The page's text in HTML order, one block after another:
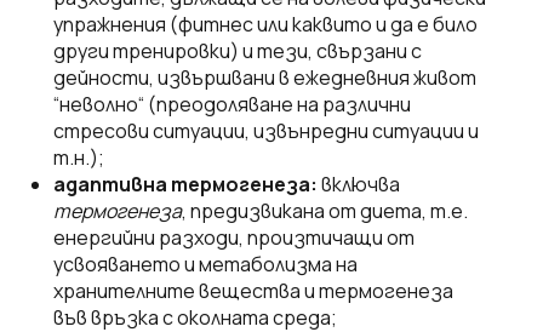
упражнения (фитнес или каквито и да е било
други тренировки) и тези, свързани с
дейности, извършвани в ежедневния живот
“неволно“ (преодоляване на различни
стресови ситуации, извънредни ситуации и
т.н.);
адаптивна термогенеза: включва
термогенеза, предизвикана от диета, т.е.
енергийни разходи, произтичащи от
усвояването и метаболизма на
хранителните вещества и термогенеза
във връзка с околната среда;